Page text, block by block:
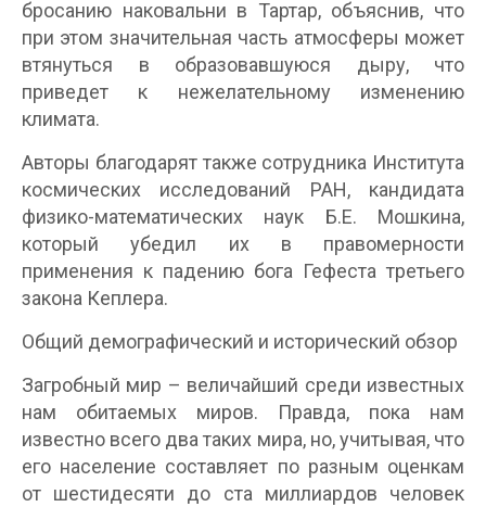
бросанию наковальни в Тартар, объяснив, что
при этом значительная часть атмосферы может
втянуться в образовавшуюся дыру, что
приведет к нежелательному изменению
климата.
Авторы благодарят также сотрудника Института
космических исследований РАН, кандидата
физико-математических наук Б.Е. Мошкина,
который убедил их в правомерности
применения к падению бога Гефеста третьего
закона Кеплера.
Общий демографический и исторический обзор
Загробный мир – величайший среди известных
нам обитаемых миров. Правда, пока нам
известно всего два таких мира, но, учитывая, что
его население составляет по разным оценкам
от шестидесяти до ста миллиардов человек